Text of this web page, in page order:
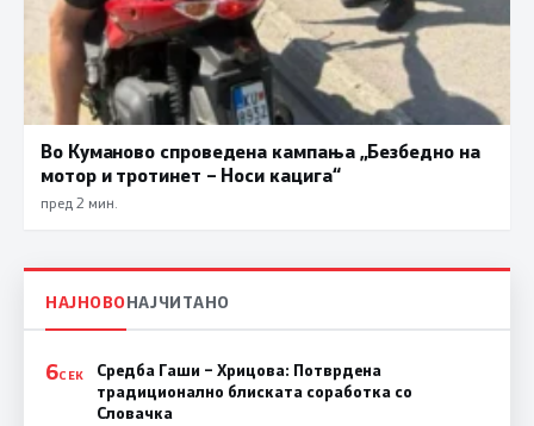
Во Куманово спроведена кампања „Безбедно на
мотор и тротинет – Носи кацига“
пред 2 мин.
НАЈНОВОНАЈЧИТАНО
6СЕК
Средба Гаши – Хрицова: Потврдена
традиционално блиската соработка со
Словачка